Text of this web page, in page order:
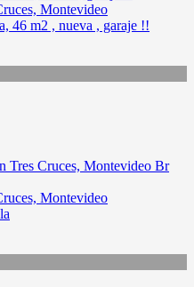
Montevideo
46 m2 , nueva , garaje !!
Montevideo